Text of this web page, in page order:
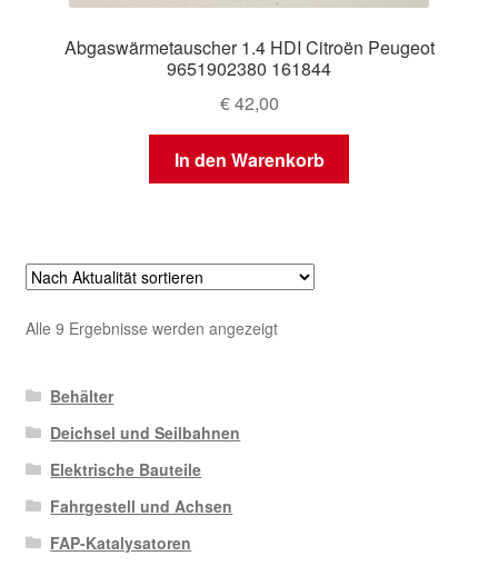
Abgaswärmetauscher 1.4 HDI Citroën Peugeot
9651902380 161844
€42,00
In den Warenkorb
Alle 9 Ergebnisse werden angezeigtNach
Behälter
Deichsel und Seilbahnen
Elektrische Bauteile
Fahrgestell und Achsen
FAP-Katalysatoren